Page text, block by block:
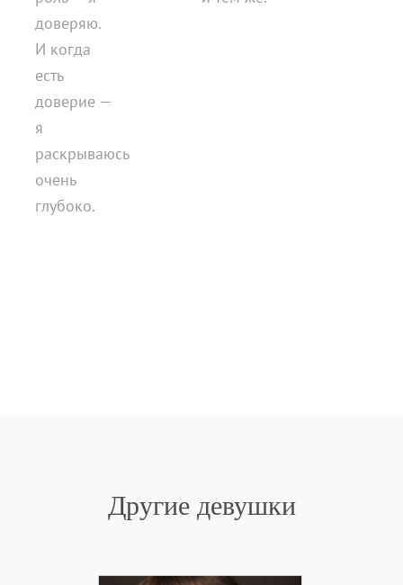
доверяю.
И когда
есть
доверие —
я
раскрываюсь
очень
глубоко.
Другие девушки